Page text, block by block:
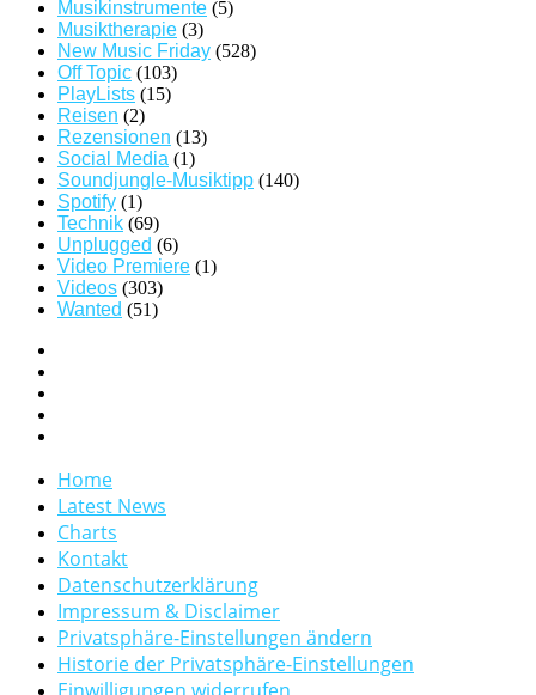
Musikinstrumente (5)
Musiktherapie (3)
New Music Friday (528)
Off Topic (103)
PlayLists (15)
Reisen (2)
Rezensionen (13)
Social Media (1)
Soundjungle-Musiktipp (140)
Spotify (1)
Technik (69)
Unplugged (6)
Video Premiere (1)
Videos (303)
Wanted (51)
Home
Latest News
Charts
Kontakt
Datenschutzerklärung
Impressum & Disclaimer
Privatsphäre-Einstellungen ändern
Historie der Privatsphäre-Einstellungen